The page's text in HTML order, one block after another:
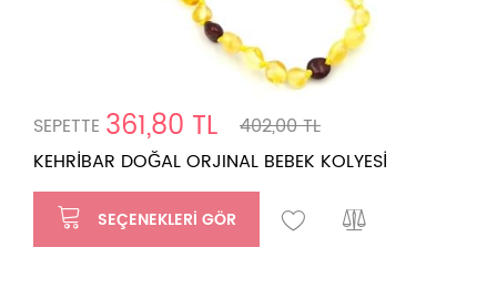
SEPETTE 361,80 TL
402,00 TL
KEHRİBAR DOĞAL ORJINAL BEBEK KOLYESİ
SEÇENEKLERI GÖR